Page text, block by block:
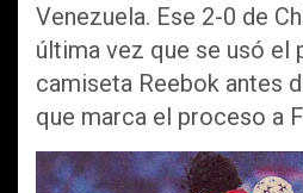
Venezuela. Ese 2-0 de
última vez que se usó el
camiseta Reebok antes
que marca el proceso a